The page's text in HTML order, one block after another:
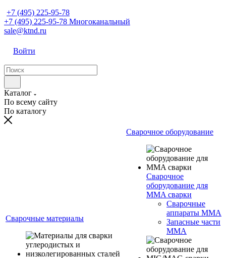
+7 (495) 225-95-78
+7 (495) 225-95-78 Многоканальный
sale@ktnd.ru
Войти
Каталог
По всему сайту
По каталогу
Сварочные материалы
Сварочное оборудование
Сварочное
оборудование для
MMA сварки
Сварочные
аппараты MMA
Запасные части
MMA